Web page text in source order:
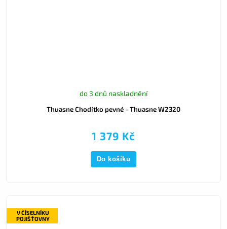
Thuasne Chodítko pevné - Thuasne W2320
do 3 dnů naskladnění
1 379 Kč
Do košíku
V ČÍSELNÍKU
POJIŠŤOVNY